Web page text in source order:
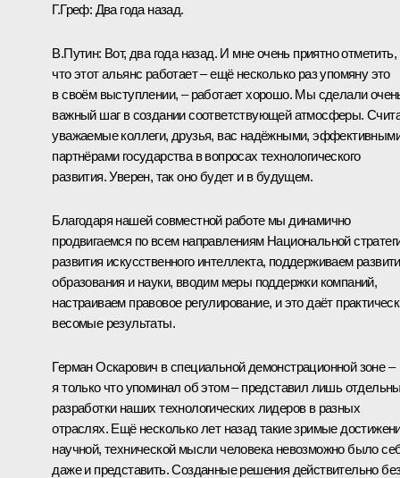
Г.Греф: Два года назад.
В.Путин: Вот, два года назад. И мне очень приятно отметить,
что этот альянс работает – ещё несколько раз упомяну это
в своём выступлении, – работает хорошо. Мы сделали
важный шаг в создании соответствующей атмосферы.
уважаемые коллеги, друзья, вас надёжными,
партнёрами государства в вопросах технологического
развития. Уверен, так оно будет и в будущем.
Благодаря нашей совместной работе мы динамично
продвигаемся по всем направлениям Национальной
развития искусственного интеллекта, поддерживаем
образования и науки, вводим меры поддержки компаний,
настраиваем правовое регулирование, и это даёт
весомые результаты.
Герман Оскарович в специальной демонстрационной зоне –
я только что упоминал об этом – представил лишь
разработки наших технологических лидеров в разных
отраслях. Ещё несколько лет назад такие зримые
научной, технической мысли человека невозможно было
даже и представить. Созданные решения действительно